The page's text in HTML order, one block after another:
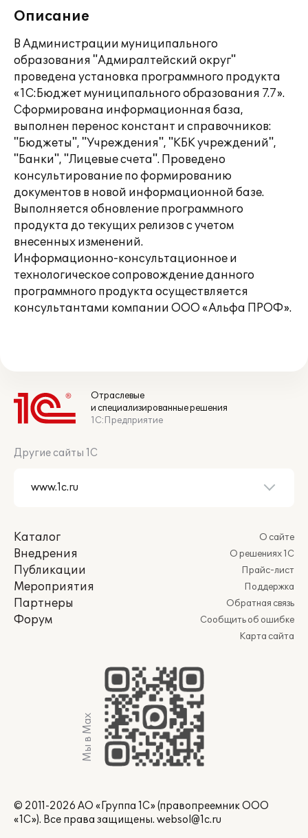
Описание
В Администрации муниципального
образования "Адмиралтейский округ"
проведена установка программного продукта
«1С:Бюджет муниципального образования 7.7».
Сформирована информационная база,
выполнен перенос констант и справочников:
"Бюджеты", "Учреждения", "КБК учреждений",
"Банки", "Лицевые счета". Проведено
консультирование по формированию
документов в новой информационной базе.
Выполняется обновление программного
продукта до текущих релизов с учетом
внесенных изменений.
Информационно-консультационное и
технологическое сопровождение данного
программного продукта осуществляется
консультантами компании ООО «Альфа ПРОФ».
Отраслевые
и специализированные решения
1С:Предприятие
Другие сайты 1С
Каталог
Внедрения
Публикации
Мероприятия
Партнеры
Форум
О сайте
О решениях 1С
Прайс-лист
Поддержка
Обратная связь
Сообщить об ошибке
Карта сайта
Мы в Max
© 2011-2026 АО «Группа 1С» (правопреемник ООО
«1С»). Все права защищены. websol@1c.ru